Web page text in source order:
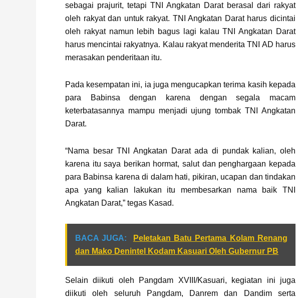
sebagai prajurit, tetapi TNI Angkatan Darat berasal dari rakyat
oleh rakyat dan untuk rakyat. TNI Angkatan Darat harus dicintai
oleh rakyat namun lebih bagus lagi kalau TNI Angkatan Darat
harus mencintai rakyatnya. Kalau rakyat menderita TNI AD harus
merasakan penderitaan itu.
Pada kesempatan ini, ia juga mengucapkan terima kasih kepada
para Babinsa dengan karena dengan segala macam
keterbatasannya mampu menjadi ujung tombak TNI Angkatan
Darat.
“Nama besar TNI Angkatan Darat ada di pundak kalian, oleh
karena itu saya berikan hormat, salut dan penghargaan kepada
para Babinsa karena di dalam hati, pikiran, ucapan dan tindakan
apa yang kalian lakukan itu membesarkan nama baik TNI
Angkatan Darat,” tegas Kasad.
BACA JUGA:
Peletakan Batu Pertama Kolam Renang
dan Mako Denintel Kodam Kasuari Oleh Gubernur PB
Selain diikuti oleh Pangdam XVIII/Kasuari, kegiatan ini juga
diikuti oleh seluruh Pangdam, Danrem dan Dandim serta